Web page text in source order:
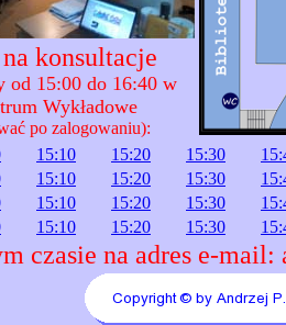
konsultacje
od 15:00 do 16:40 w
Wykładowe
po zalogowaniu):
15:10 15:20 15:30
15:10 15:20 15:30
15:10 15:20 15:30
15:10 15:20 15:30
czasie na adres e-